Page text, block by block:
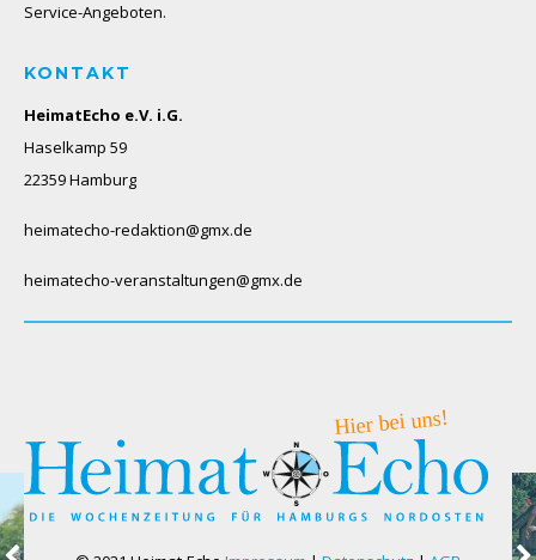
Service-Angeboten.
KONTAKT
HeimatEcho e.V. i.G.
Haselkamp 59
22359 Hamburg
heimatecho-redaktion@gmx.de
heimatecho-veranstaltungen@gmx.de